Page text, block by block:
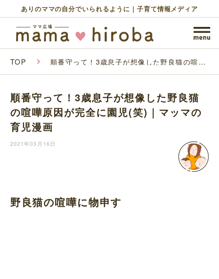
ありのママの自分でいられるように｜子育て情報メディア
TOP 順番守って！3歳息子が想像した野良猫の喧嘩
順番守って！3歳息子が想像した野良猫
の喧嘩原因が完全に園児(笑)｜マッマの
育児漫画
2021年03月16日
野良猫の喧嘩に物申す